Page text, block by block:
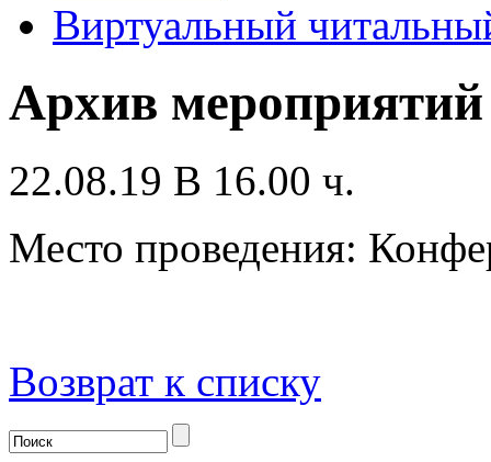
Виртуальный
Архив мероприятий
22.08.19 В 16.00 ч.
Место проведения:
Возврат к списку